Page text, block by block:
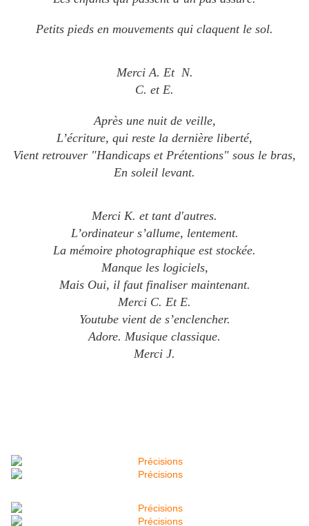
Petits pieds en mouvements qui claquent le sol.
Merci A. Et N.
C. et E.
Après une nuit de veille,
L’écriture, qui reste la dernière liberté,
Vient retrouver "Handicaps et Prétentions" sous le bras,
En soleil levant.
Merci K. et tant d'autres.
L’ordinateur s’allume, lentement.
La mémoire photographique est stockée.
Manque les logiciels,
Mais Oui, il faut finaliser maintenant.
Merci C. Et E.
Youtube vient de s’enclencher.
Adore. Musique classique.
Merci J.